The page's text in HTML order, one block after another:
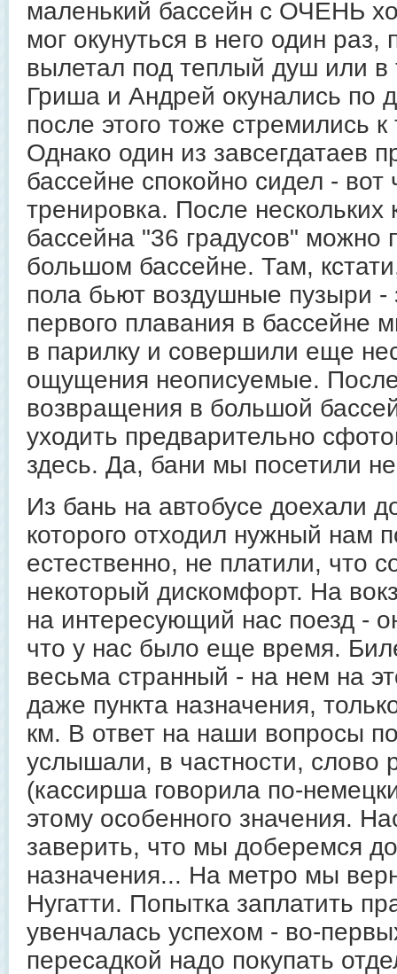
маленький бассейн с ОЧЕНЬ
мог окунуться в него один раз,
вылетал под теплый душ или в
Гриша и Андрей окунались по
после этого тоже стремились
Однако один из завсегдатаев
бассейне спокойно сидел - вот
тренировка. После нескольких
бассейна "36 градусов" можно
большом бассейне. Там,
пола бьют воздушные пузыри -
первого плавания в бассейне
в парилку и совершили еще
ощущения неописуемые. После
возвращения в большой
уходить предварительно
здесь. Да, бани мы посетили
Из бань на автобусе доехали
которого отходил нужный нам
естественно, не платили, что
некоторый дискомфорт. На
на интересующий нас поезд -
что у нас было еще время.
весьма странный - на нем на
даже пункта назначения,
км. В ответ на наши вопросы
услышали, в частности, слово
(кассирша говорила по-
этому особенного значения.
заверить, что мы доберемся
назначения... На метро мы
Нугатти. Попытка заплатить
увенчалась успехом - во-
пересадкой надо покупать